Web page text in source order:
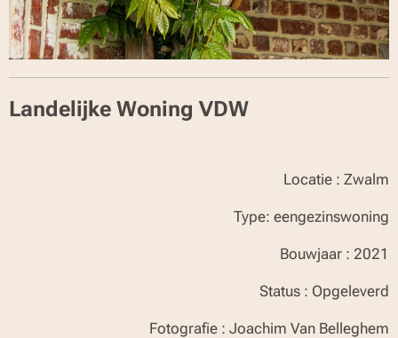
Landelijke Woning VDW
Locatie : Zwalm
Type: eengezinswoning
Bouwjaar : 2021
Status : Opgeleverd
Fotografie : Joachim Van Belleghem